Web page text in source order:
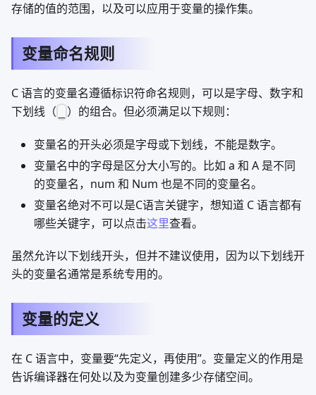
存储的值的范围，以及可以应用于变量的操作集。
变量命名规则
C 语言的变量名遵循标识符命名规则，可以是字母、数字和
下划线（
）的组合。但必须满足以下规则：
变量名的开头必须是字母或下划线，不能是数字。
变量名中的字母是区分大小写的。比如 a 和 A 是不同
的变量名，num 和 Num 也是不同的变量名。
变量名绝对不可以是C语言关键字，想知道 C 语言都有
哪些关键字，可以点击这里查看。
虽然允许以下划线开头，但并不建议使用，因为以下划线开
头的变量名通常是系统专用的。
变量的定义
在 C 语言中，变量要“先定义，再使用”。变量定义的作用是
告诉编译器在何处以及为变量创建多少存储空间。